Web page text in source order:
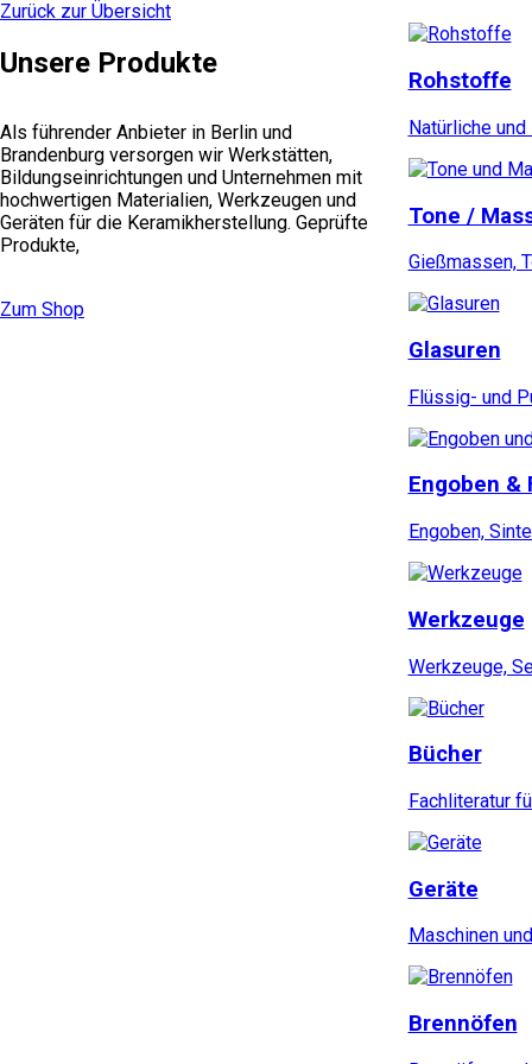
auf
Produktseite
gewählt
Zurück zur Übersicht
Unsere Produkte
Als führender Anbieter in Berlin und
Brandenburg versorgen wir Werkstätten,
Bildungseinrichtungen und Unternehmen mit
hochwertigen Materialien, Werkzeugen und
Geräten für die Keramikherstellung. Geprüfte
Produkte,
Zum Shop
Rohstoffe
Natürliche
Tone /
Gießmassen,
Glasuren
Flüssig- und
Engoben &
Engoben,
Werkzeuge
Werkzeuge,
Bücher
Fachliteratur
Geräte
Maschinen
Brennöfen